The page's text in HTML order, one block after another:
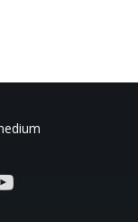
YouTube